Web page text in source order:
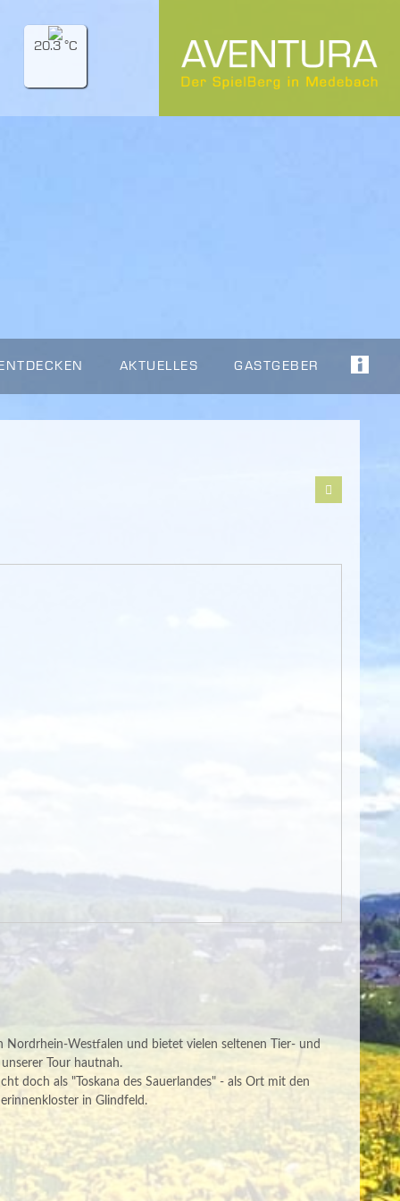
20.3 °C
AKTUELLES GASTGEBER
Westfalen und bietet vielen seltenen Tier- und
Tour hautnah.
doch als "Toskana des Sauerlandes" - als Ort mit den
in Glindfeld.